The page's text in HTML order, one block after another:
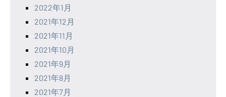
2022年1月
2021年12月
2021年11月
2021年10月
2021年9月
2021年8月
2021年7月